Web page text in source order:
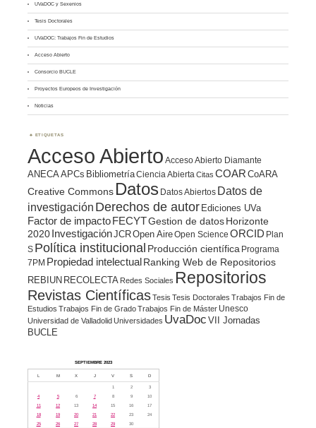
UVaDOC y Sexenios
Tesis Doctorales
UVaDOC: Trabajos Fin de Estudios
Acceso Abierto
Consorcio BUCLE
Proyectos Europeos de Investigación
Noticias
ETIQUETAS
Acceso Abierto Acceso Abierto Diamante
ANECAAPCs BibliometríaCiencia Abierta Citas COAR CoARA
Creative Commons Datos Datos Abiertos Datos de
investigación Derechos de autor Ediciones UVa
Factor de impacto FECYTGestion de datosHorizonte
2020 InvestigaciónJCROpen AireOpen Science ORCID Plan
S Política institucional Producción científica Programa
7PM Propiedad intelectualRanking Web de Repositorios
REBIUN RECOLECTA Redes Sociales Repositorios
Revistas CientíficasTesis Tesis Doctorales Trabajos Fin de
Estudios Trabajos Fin de GradoTrabajos Fin de Máster Unesco
Universidad de Valladolid Universidades UvaDoc VII Jornadas
BUCLE
SEPTIEMBRE 2023
L M X J V S D
1 2
3
4
5 6 7 8 9
10
11
12 13 14 15 16
17
18
19 20 21 22 23
24
25
26 27 28 29 30